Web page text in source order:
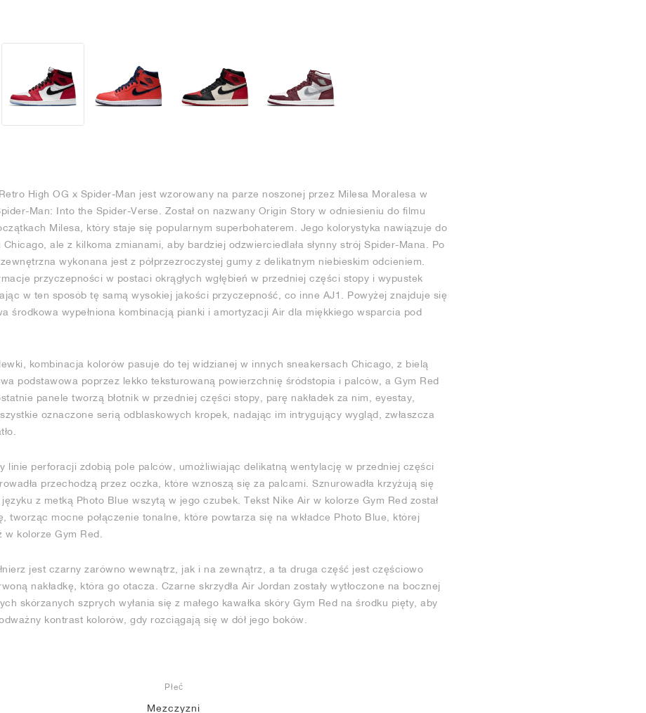
High OG x Spider-Man jest wzorowany na parze noszonej przez Milesa Moralesa w
Man: Into the Spider-Verse. Został on nazwany Origin Story w odniesieniu do filmu
Milesa, który staje się popularnym superbohaterem. Jego kolorystyka nawiązuje do
ale z kilkoma zmianami, aby bardziej odzwierciedlała słynny strój Spider-Mana. Po
wykonana jest z półprzezroczystej gumy z delikatnym niebieskim odcieniem.
przyczepności w postaci okrągłych wgłębień w przedniej części stopy i wypustek
w ten sposób tę samą wysokiej jakości przyczepność, co inne AJ1. Powyżej znajduje się
środkowa wypełniona kombinacją pianki i amortyzacji Air dla miękkiego wsparcia pod
kombinacja kolorów pasuje do tej widzianej w innych sneakersach Chicago, z bielą
podstawowa poprzez lekko teksturowaną powierzchnię śródstopia i palców, a Gym Red
panele tworzą błotnik w przedniej części stopy, parę nakładek za nim, eyestay,
oznaczone serią odblaskowych kropek, nadając im intrygujący wygląd, zwłaszcza
linie perforacji zdobią pole palców, umożliwiając delikatną wentylację w przedniej części
przechodzą przez oczka, które wznoszą się za palcami. Sznurowadła krzyżują się
języku z metką Photo Blue wszytą w jego czubek. Tekst Nike Air w kolorze Gym Red został
tworząc mocne połączenie tonalne, które powtarza się na wkładce Photo Blue, której
kolorze Gym Red.
jest czarny zarówno wewnątrz, jak i na zewnątrz, a ta druga część jest częściowo
nakładkę, która go otacza. Czarne skrzydła Air Jordan zostały wytłoczone na bocznej
skórzanych szprych wyłania się z małego kawałka skóry Gym Red na środku pięty, aby
kontrast kolorów, gdy rozciągają się w dół jego boków.
Płeć
Mezczyzni